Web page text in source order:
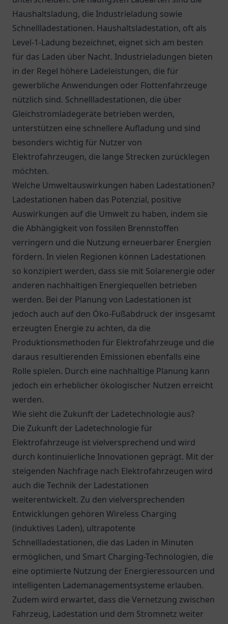
Haushaltsladung, die Industrieladung sowie
Schnellladestationen. Haushaltsladestation, oft als
Level-1-Ladung bezeichnet, eignet sich am besten
für das Laden über Nacht. Industrieladungen bieten
in der Regel höhere Ladeleistungen, die für
gewerbliche Anwendungen oder Flottenfahrzeuge
nützlich sind. Schnellladestationen, die über
Gleichstromladegeräte betrieben werden,
unterstützen eine schnellere Aufladung und sind
besonders wichtig für Nutzer von
Elektrofahrzeugen, die lange Strecken zurücklegen
möchten.
Welche Umweltauswirkungen haben Ladestationen?
Ladestationen haben das Potenzial, positive
Auswirkungen auf die Umwelt zu haben, indem sie
die Abhängigkeit von fossilen Brennstoffen
verringern und die Nutzung erneuerbarer Energien
fördern. In vielen Regionen können Ladestationen
so konzipiert werden, dass sie mit Solarenergie oder
anderen nachhaltigen Energiequellen betrieben
werden. Bei der Planung von Ladestationen ist
jedoch auch auf den Öko-Fußabdruck der insgesamt
erzeugten Energie zu achten, da die
Produktionsmethoden für Elektrofahrzeuge und die
daraus resultierenden Emissionen ebenfalls eine
Rolle spielen. Durch eine nachhaltige Planung kann
jedoch ein erheblicher ökologischer Nutzen erreicht
werden.
Wie sieht die Zukunft der Ladetechnologie aus?
Die Zukunft der Ladetechnologie für
Elektrofahrzeuge ist vielversprechend und wird
durch kontinuierliche Innovationen geprägt. Mit der
steigenden Nachfrage nach Elektrofahrzeugen wird
auch die Technik der Ladestationen
weiterentwickelt. Zu den vielversprechenden
Entwicklungen gehören Wireless Charging
(induktives Laden), ultrapotente
Schnellladestationen, die das Laden in Minuten
ermöglichen, und Smart Charging-Technologien, die
eine optimierte Nutzung der Energieressourcen und
intelligenten Lademanagementsysteme erlauben.
Zudem wird erwartet, dass die Vernetzung zwischen
Fahrzeug, Ladestation und dem Stromnetz weiter